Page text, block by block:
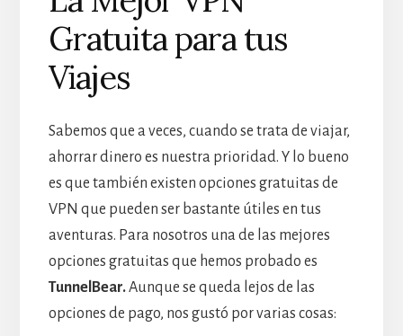
Gratuita para tus
Viajes
Sabemos que a veces, cuando se trata de viajar,
ahorrar dinero es nuestra prioridad. Y lo bueno
es que también existen opciones gratuitas de
VPN que pueden ser bastante útiles en tus
aventuras. Para nosotros una de las mejores
opciones gratuitas que hemos probado es
TunnelBear.Aunque se queda lejos de las
opciones de pago, nos gustó por varias cosas: